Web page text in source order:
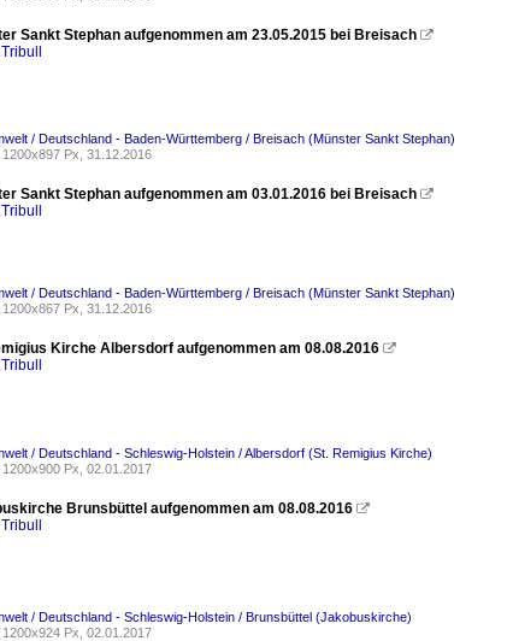
Sankt Stephan aufgenommen am 23.05.2015 bei Breisach 
/ Deutschland - Baden-Württemberg / Breisach (Münster Sankt Stephan)
1200x897 Px, 31.12.2016
Sankt Stephan aufgenommen am 03.01.2016 bei Breisach 
/ Deutschland - Baden-Württemberg / Breisach (Münster Sankt Stephan)
1200x867 Px, 31.12.2016
Kirche Albersdorf aufgenommen am 08.08.2016 
/ Deutschland - Schleswig-Holstein / Albersdorf (St. Remigius Kirche)
1200x900 Px, 02.01.2017
Brunsbüttel aufgenommen am 08.08.2016 
/ Deutschland - Schleswig-Holstein / Brunsbüttel (Jakobuskirche)
1200x924 Px, 02.01.2017